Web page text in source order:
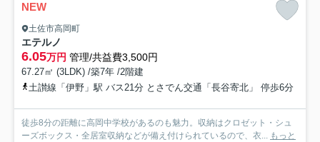
NEW
土佐市高岡町
エテルノ
6.05万円 管理/共益費3,500円
67.27㎡ (3LDK) /築7年 /2階建
土讃線「伊野」駅 バス21分 とさでん交通「長谷寄北」 停歩6分
徒歩8分の距離に高岡中学校があるのも魅力。収納はクロゼット・シュ
ーズボックス・全居室収納などが備え付けられているので、衣... もっと